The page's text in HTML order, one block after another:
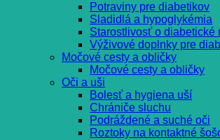
Potraviny pre diabetikov
Sladidlá a hypoglykémia
Starostlivosť o diabetické
Výživové doplnky pre
Močové cesty a obličky
Močové cesty a obličky
Oči a uši
Bolesť a hygiena uší
Chrániče sluchu
Podráždené a suché oči
Roztoky na kontaktné